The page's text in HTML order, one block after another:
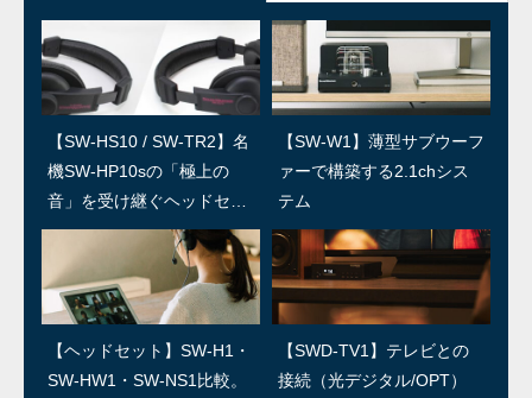
【SW-HS10 / SW-TR2】名
機SW-HP10sの「極上の
音」を受け継ぐヘッドセッ
ト
【SW-W1】薄型サブウーフ
ァーで構築する2.1chシス
テム
【ヘッドセット】SW-H1・
SW-HW1・SW-NS1比較。
【SWD-TV1】テレビとの
接続（光デジタル/OPT）
SWユーザー訪問：第5回 上
田温泉祥園 寿久庵 久保さ
ん
SWユーザー訪問：第4回/島
村楽器 島さん
SWユーザー訪問：第3回/R
ED IGUANA STUDIO 林さ
SWユーザー訪問：第2回/石
森良三商店 石森さん